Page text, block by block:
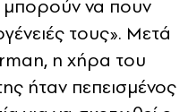
να πουν
τους». Μετά
η χήρα του
ήταν πεπεισμένος